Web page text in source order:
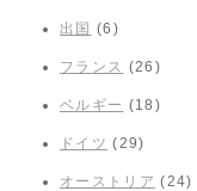
出国 (6)
フランス (26)
ベルギー (18)
ドイツ (29)
オーストリア (24)